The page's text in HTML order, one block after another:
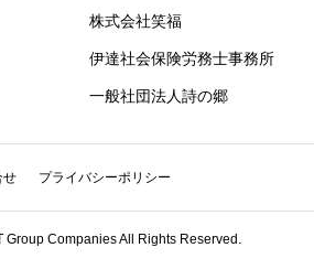
株式会社笑福
伊達社会保険労務士事務所
一般社団法人詩の郷
せ プライバシーポリシー
Group Companies All Rights Reserved.